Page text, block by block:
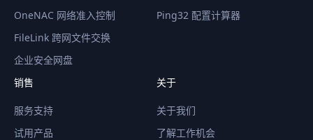
OneNAC 网络准入控制
FileLink 跨网文件交换
企业安全网盘
Ping32 配置计算器
销售
服务支持
试用产品
关于
关于我们
了解工作机会